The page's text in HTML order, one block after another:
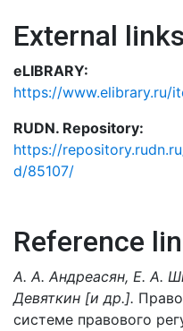
External links
eLIBRARY:
https://www.elibrary.ru/
RUDN. Repository:
https://
d/85107/
Reference
А. А. Андреасян, Е. А.
Девяткин [и др.].
системе правового